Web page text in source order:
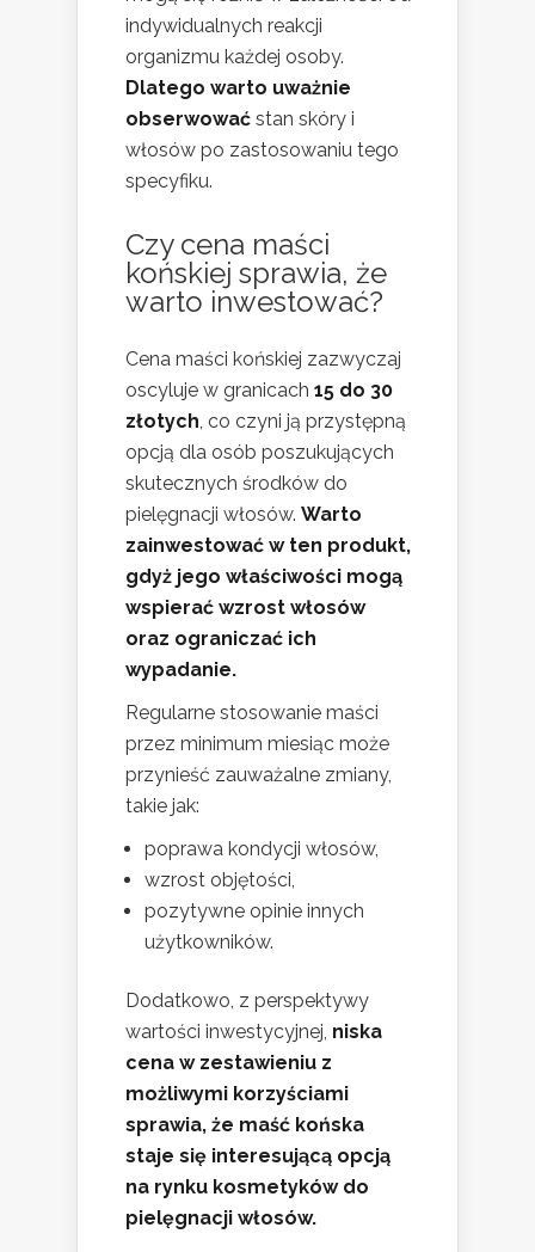
indywidualnych reakcji
organizmu każdej osoby.
Dlatego warto uważnie
obserwować stan skóry i
włosów po zastosowaniu tego
specyfiku.
Czy cena maści
końskiej sprawia, że
warto inwestować?
Cena maści końskiej zazwyczaj
oscyluje w granicach 15 do 30
złotych , co czyni ją przystępną
opcją dla osób poszukujących
skutecznych środków do
pielęgnacji włosów. Warto
zainwestować w ten produkt,
gdyż jego właściwości mogą
wspierać wzrost włosów
oraz ograniczać ich
wypadanie.
Regularne stosowanie maści
przez minimum miesiąc może
przynieść zauważalne zmiany,
takie jak:
poprawa kondycji włosów,
wzrost objętości,
pozytywne opinie innych
użytkowników.
Dodatkowo, z perspektywy
wartości inwestycyjnej, niska
cena w zestawieniu z
możliwymi korzyściami
sprawia, że maść końska
staje się interesującą opcją
na rynku kosmetyków do
pielęgnacji włosów.